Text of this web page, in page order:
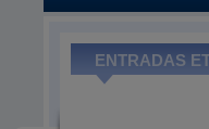
ENTRADAS